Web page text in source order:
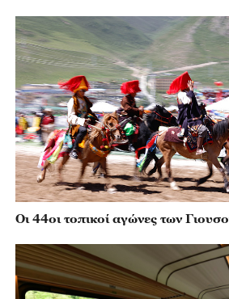
Οι 44οι τοπικοί αγώνες των